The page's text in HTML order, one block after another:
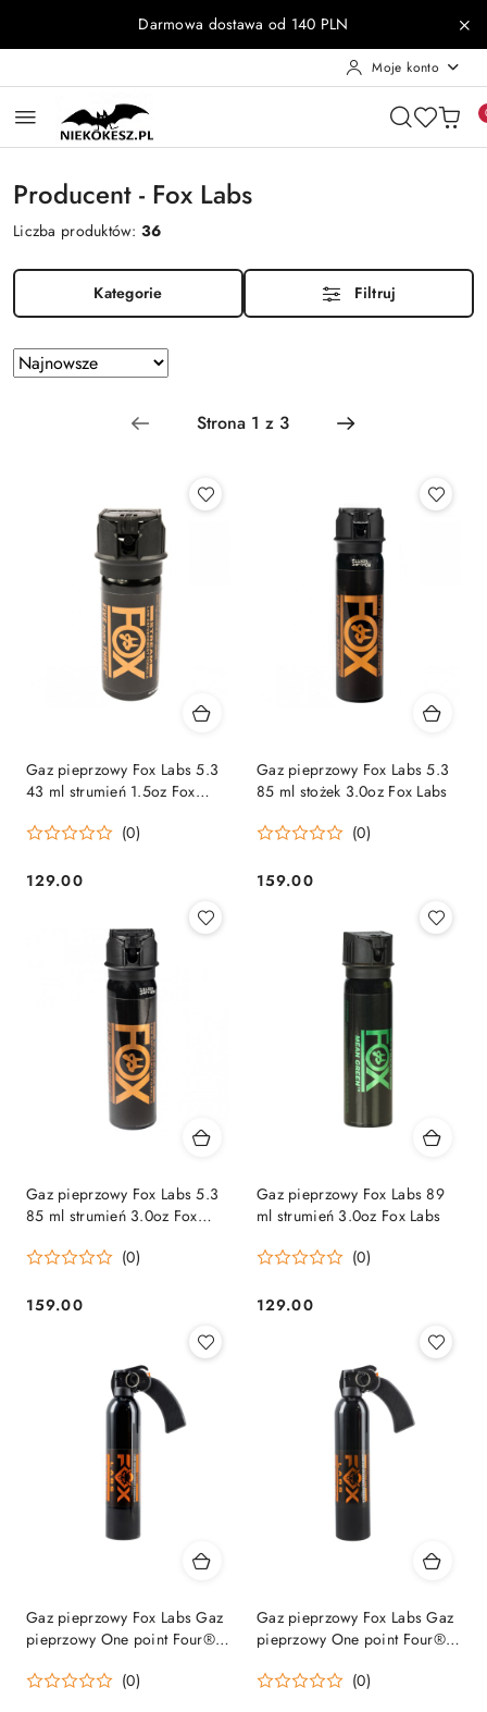
Przejdź do treści głównej
Przejdź do wyszukiwarki
Przejdź do moje konto
Przejdź do menu głównego
Przejdź do stopkiDarmowa dostawa od 140 PLN
Moje konto
Producent - Fox Labs
Liczba produktów:36
Kategorie Filtruj
Zastosowano
sortowanie:
Sortuj
według
Gaz pieprzowy Fox Labs 5.3
43 ml strumień 1.5oz Fox
(0)
Cena:
129.00
Gaz pieprzowy Fox Labs 5.3
85 ml stożek 3.0oz Fox Labs
(0)
Cena:
159.00
Gaz pieprzowy Fox Labs 5.3
85 ml strumień 3.0oz Fox
(0)
Cena:
159.00
Gaz pieprzowy Fox Labs 89
ml strumień 3.0oz Fox Labs
(0)
Cena:
129.00
Gaz pieprzowy Fox Labs Gaz
pieprzowy One point Four®
Labs
(0)
Gaz pieprzowy Fox Labs Gaz
pieprzowy One point Four®
Fox Labs
(0)